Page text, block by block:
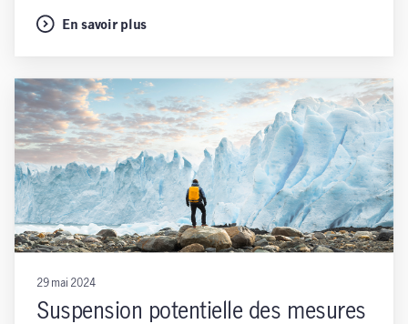
En savoir plus
29 mai 2024
Suspension potentielle des mesures